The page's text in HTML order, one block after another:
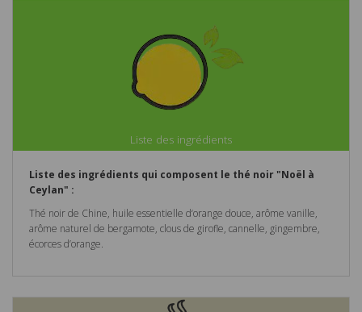
Liste des ingrédients
Liste des ingrédients qui composent le thé noir "Noël à
Ceylan" :
Thé noir de Chine, huile essentielle d‘orange douce, arôme vanille,
arôme naturel de bergamote, clous de girofle, cannelle, gingembre,
écorces d’orange.